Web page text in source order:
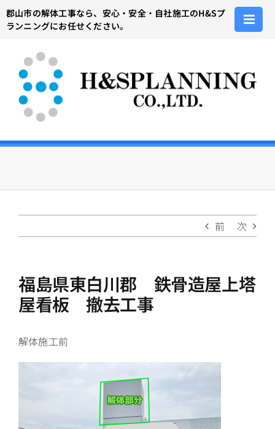
Skip
to
郡山市の解体工事なら、安心・安全・自社施工のH&Sプ
ランニングにお任せください。
前 次
福島県東白川郡 鉄骨造屋上塔
屋看板 撤去工事
解体施工前